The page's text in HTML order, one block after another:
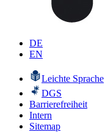
DE
EN
Leichte Sprache
DGS
Barrierefreiheit
Intern
Sitemap